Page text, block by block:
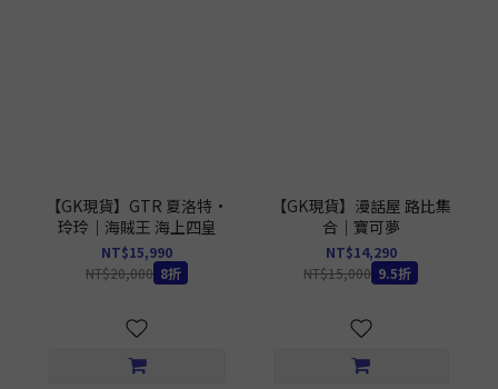
【GK現貨】GTR 夏洛特·
玲玲｜海賊王 海上四皇
NT$15,990
NT$20,000 8折
【GK現貨】漫話屋 路比集
合｜寶可夢
NT$14,290
NT$15,000 9.5折